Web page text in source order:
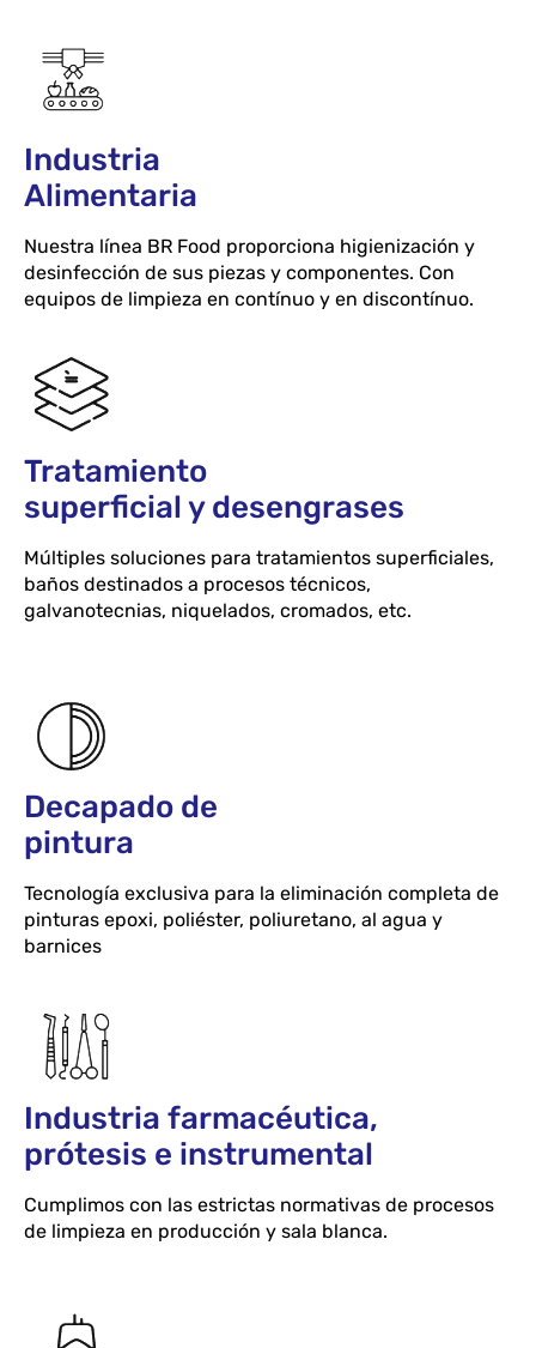
Industria
Alimentaria
Nuestra línea BR Food proporciona higienización y
desinfección de sus piezas y componentes. Con
equipos de limpieza en contínuo y en discontínuo.
Tratamiento
superficial y desengrases
Múltiples soluciones para tratamientos superficiales,
baños destinados a procesos técnicos,
galvanotecnias, niquelados, cromados, etc.
Decapado de
pintura
Tecnología exclusiva para la eliminación completa de
pinturas epoxi, poliéster, poliuretano, al agua y
barnices
Industria farmacéutica,
prótesis e instrumental
Cumplimos con las estrictas normativas de procesos
de limpieza en producción y sala blanca.